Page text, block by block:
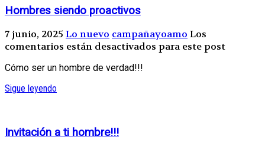
Hombres siendo proactivos
7 junio, 2025 Lo nuevo campañayoamo Los
comentarios están desactivados para este post
Cómo ser un hombre de verdad!!!
Sigue leyendo
Invitación a ti hombre!!!